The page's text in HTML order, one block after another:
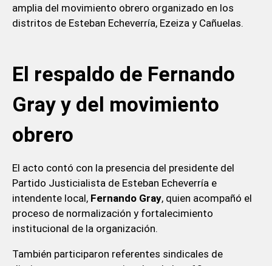
amplia del movimiento obrero organizado en los
distritos de Esteban Echeverría, Ezeiza y Cañuelas.
El respaldo de Fernando
Gray y del movimiento
obrero
El acto contó con la presencia del presidente del
Partido Justicialista de Esteban Echeverría e
intendente local, Fernando Gray, quien acompañó el
proceso de normalización y fortalecimiento
institucional de la organización.
También participaron referentes sindicales de